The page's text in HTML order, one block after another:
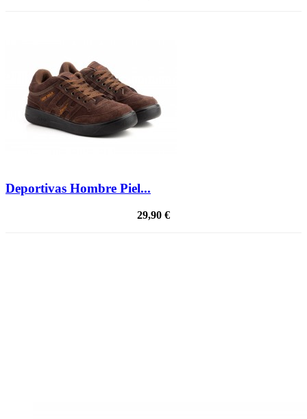
Deportivas Hombre Piel...
29,90 €